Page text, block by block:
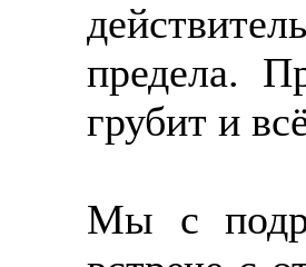
предела.
грубит и
Мы с